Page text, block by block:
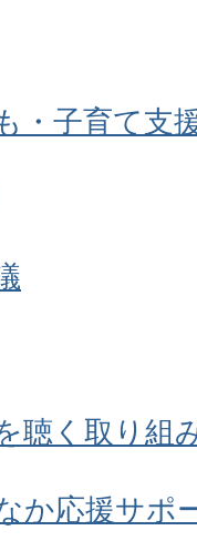
・子育て支
聴く取り組
か応援サポ